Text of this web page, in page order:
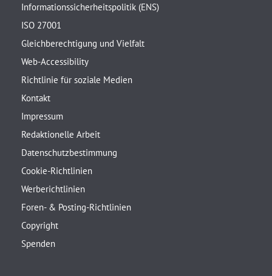
Informationssicherheitspolitik (ENS)
ISO 27001
Gleichberechtigung und Vielfalt
Web-Accessibility
Richtlinie für soziale Medien
Kontakt
Impressum
Redaktionelle Arbeit
Datenschutzbestimmung
Cookie-Richtlinien
Werberichtlinien
Foren- & Posting-Richtlinien
Copyright
Spenden